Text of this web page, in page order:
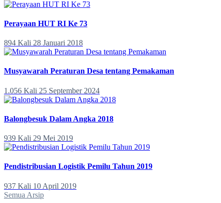
Perayaan HUT RI Ke 73
894 Kali 28 Januari 2018
Musyawarah Peraturan Desa tentang Pemakaman
1.056 Kali 25 September 2024
Balongbesuk Dalam Angka 2018
939 Kali 29 Mei 2019
Pendistribusian Logistik Pemilu Tahun 2019
937 Kali 10 April 2019
Semua Arsip